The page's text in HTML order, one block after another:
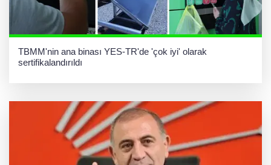
TBMM'nin ana binası YES-TR'de 'çok iyi' olarak
sertifikalandırıldı